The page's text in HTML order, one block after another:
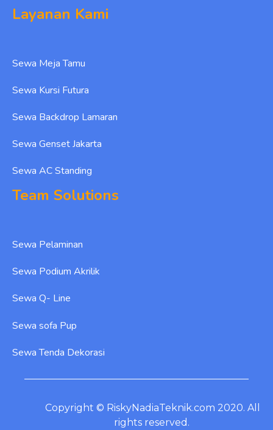
Layanan Kami
Sewa Meja Tamu
Sewa Kursi Futura
Sewa Backdrop Lamaran
Sewa Genset Jakarta
Sewa AC Standing
Team Solutions
Sewa Pelaminan
Sewa Podium Akrilik
Sewa Q- Line
Sewa sofa Pup
Sewa Tenda Dekorasi
Copyright © RiskyNadiaTeknik.com 2020. All
rights reserved.